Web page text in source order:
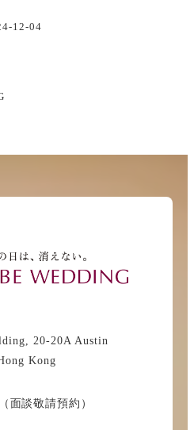
12-04
20-20A Austin
Kong
談敬請預約）